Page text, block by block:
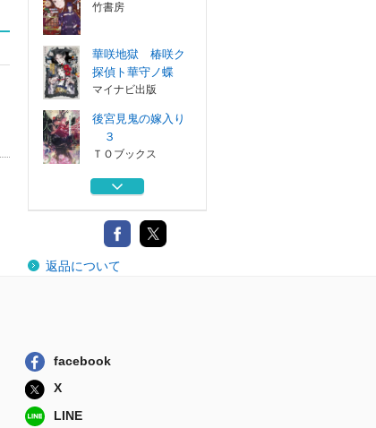
竹書房
華咲地獄 椿咲ク
探偵ト華守ノ蝶
マイナビ出版
後宮見鬼の嫁入り
３
ＴＯブックス
その不動産、条件
ＫＡＤＯＫＡＷＡ
後宮食医の薬膳帖
廃姫は毒を喰...
返品について
facebook
X
LINE